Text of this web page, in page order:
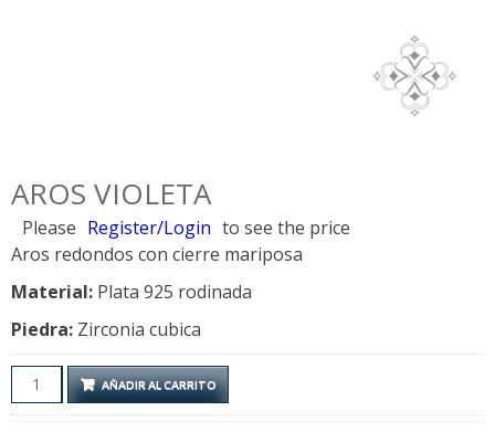
AROS VIOLETA
Please Register/Login to see the price
Aros redondos con cierre mariposa
Material: Plata 925 rodinada
Piedra: Zirconia cubica
Aros
Violeta
AÑADIR AL CARRITO